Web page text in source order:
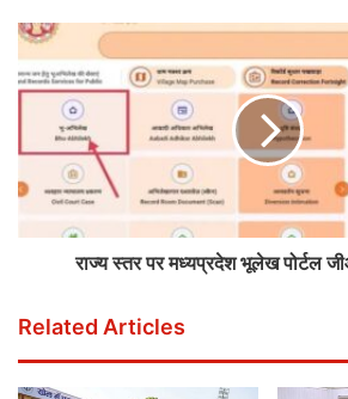
राज्य स्तर पर मध्यप्रदेश भूलेख पोर्टल
Related Articles